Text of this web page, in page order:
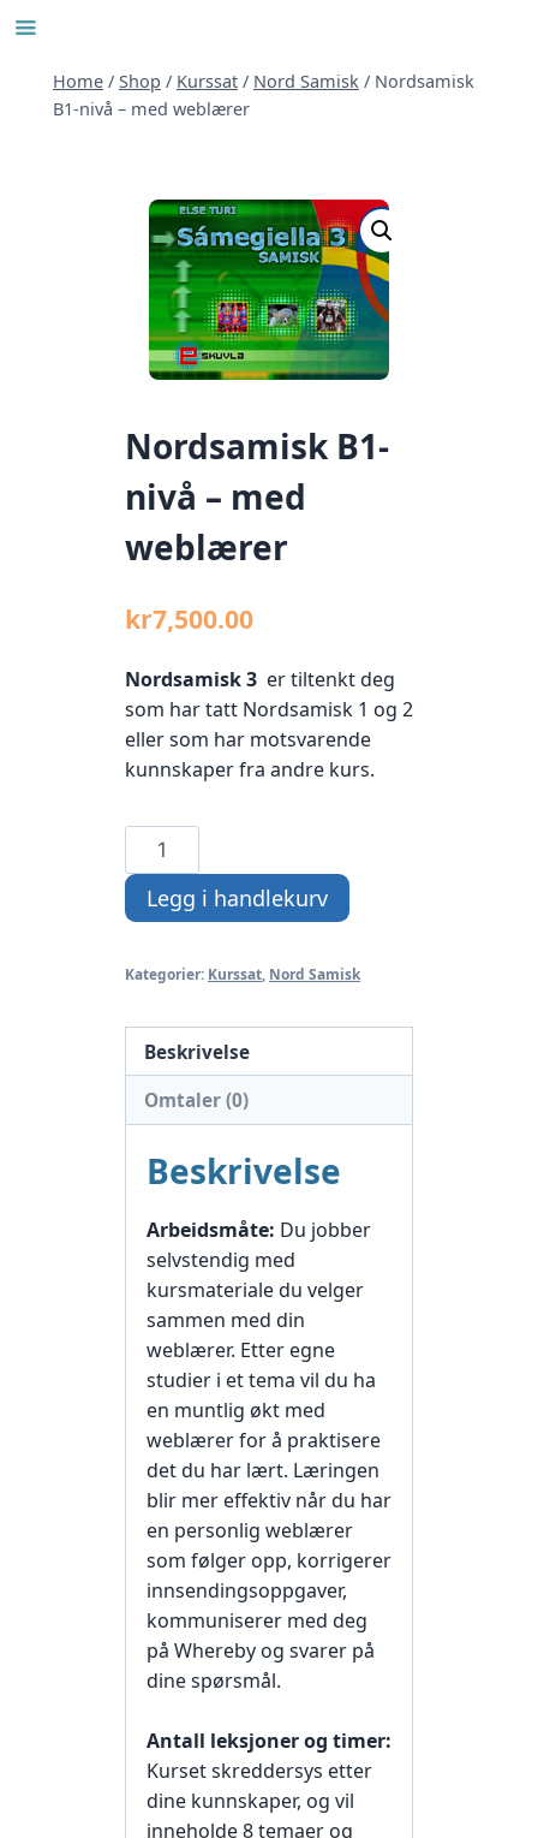
Skip
contentHome / Shop / Kurssat / Nord Samisk / Nordsamisk
B1-nivå – med weblærer
Nordsamisk B1-
nivå – med
weblærer
kr7,500.00
Nordsamisk3 er tiltenkt deg
som har tatt Nordsamisk 1 og 2
eller som har motsvarende
kunnskaper fra andre kurs.
Nordsamisk
B1-
nivå
med
antall
Legg i handlekurv
Kategorier: Kurssat Nord Samisk
Beskrivelse
Omtaler (0)
Beskrivelse
Arbeidsmåte: Du jobber
selvstendig med
kursmateriale du velger
sammen med din
weblærer. Etter egne
studier i et tema vil du ha
en muntlig økt med
weblærer for å praktisere
det du har lært. Læringen
blir mer effektiv når du har
en personlig weblærer
som følger opp, korrigerer
innsendingsoppgaver,
kommuniserer med deg
på Whereby og svarer på
dine spørsmål.
Antall leksjoner og timer:
Kurset skreddersys etter
dine kunnskaper, og vil
inneholde 8 temaer og